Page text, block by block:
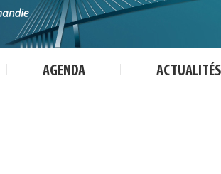
AGENDA ACTUALITÉS